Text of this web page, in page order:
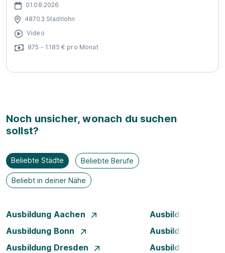
01.08.2026
48703 Stadtlohn
Video
875 - 1.185 € pro Monat
Noch unsicher, wonach du suchen
sollst?
Beliebte Städte Beliebte Berufe
Beliebt in deiner Nähe
Ausbildung Aachen
Ausbildung Berlin
Ausbildung Bonn
Ausbildung
Ausbildung Dresden
Ausbildung